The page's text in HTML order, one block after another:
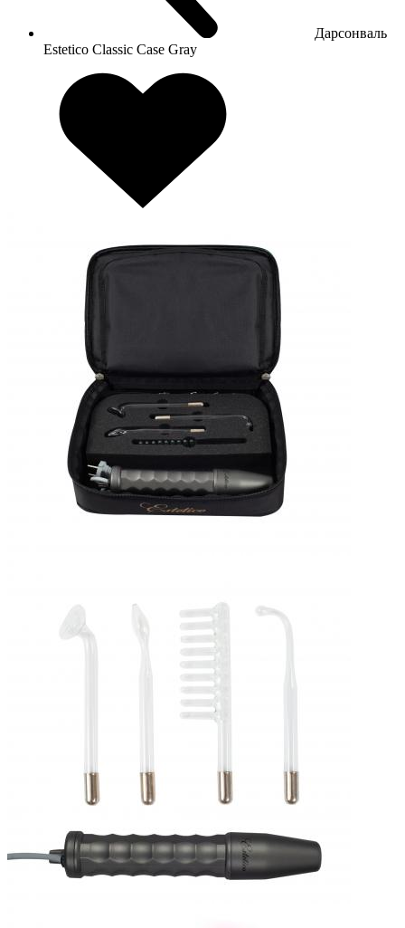
Дарсонваль
Estetico Classic Case Gray